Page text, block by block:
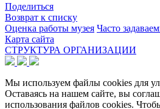
Поделиться
Возврат к списку
Оценка работы музея Часто
Карта сайта
СТРУКТУРА ОРГАНИЗАЦИИ
Мы используем файлы cookies для
Оставаясь на нашем сайте, вы
использования файлов cookies.